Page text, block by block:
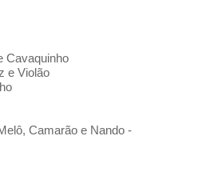
Cavaquinho
e Violão
Camarão e Nando -